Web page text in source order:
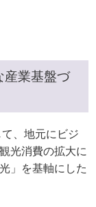
産業基盤づ
、地元にビジ
光消費の拡大に
」を基軸にした